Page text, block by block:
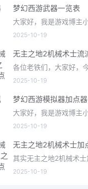
梦幻西游武器一览表
2025-10-19
2025-10-19
梦幻西游模拟器加点器
2025-10-19
2025-10-19